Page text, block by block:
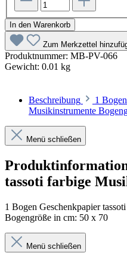
In den Warenkorb
Zum Merkzettel
Produktnummer: MB-PV-066
Gewicht: 0.01 kg
Beschreibung
1
Musikinstrumente
Menü schließen
tassoti farbige
1 Bogen Geschenkpapier
Bogengröße in cm: 50 x 70
Menü schließen